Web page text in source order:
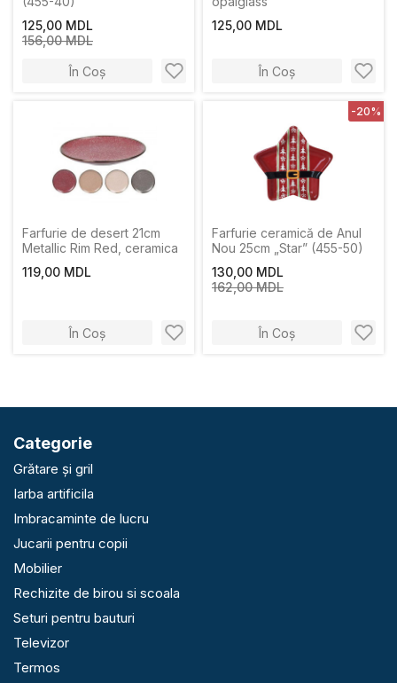
125,00 MDL
156,00 MDL
În Coș
125,00 MDL
În Coș
Farfurie de desert 21cm
Metallic Rim Red, ceramica
119,00 MDL
În Coș
Farfurie ceramică de Anul
Nou 25cm „Star” (455-50)
130,00 MDL
162,00 MDL
În Coș
-20%
Categorie
Grătare și gril
Iarba artificila
Imbracaminte de lucru
Jucarii pentru copii
Mobilier
Rechizite de birou si scoala
Seturi pentru bauturi
Televizor
Termos